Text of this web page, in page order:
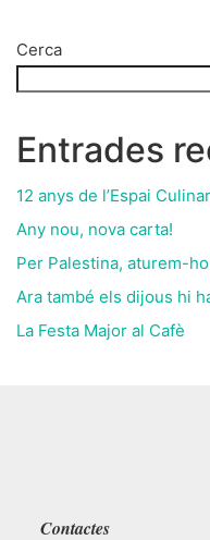
Cerca
Entrades
12 anys de l’Espai
Any nou, nova carta!
Per Palestina, aturem-
Ara també els dijous hi
La Festa Major al Cafè
Contactes